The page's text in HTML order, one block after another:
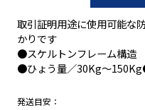
取引証明用途に使用可能な
かりです
●スケルトンフレーム構造
●ひょう量／30Kg～
発送目安：